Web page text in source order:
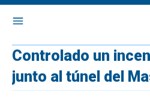
Controlado un
junto al túnel del